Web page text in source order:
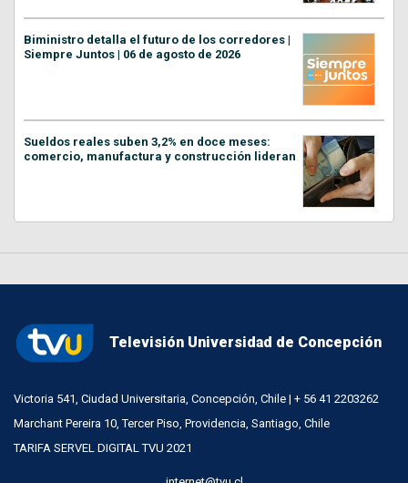
Biministro detalla el futuro de los corredores |
Siempre Juntos | 06 de agosto de 2026
Sueldos reales suben 3,2% en doce meses:
comercio, manufactura y construcción lideran
Televisión Universidad de Concepción
Victoria 541, Ciudad Universitaria, Concepción, Chile | + 56 41 2203262
Marchant Pereira 10, Tercer Piso, Providencia, Santiago, Chile
TARIFA SERVEL DIGITAL TVU 2021